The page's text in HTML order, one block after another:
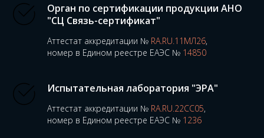
Орган по сертификации продукции АНО
"СЦ Связь-сертификат"
Аттестат аккредитации № RA.RU.11МЛ26,
номер в Едином реестре ЕАЭС № 14850
Испытательная лаборатория "ЭРА"
Аттестат аккредитации № RA.RU.22CC05,
номер в Едином реестре ЕАЭС № 1236